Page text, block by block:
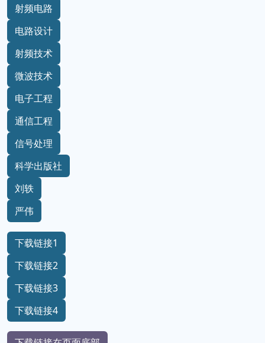
射频电路
电路设计
射频技术
微波技术
电子工程
通信工程
信号处理
科学出版社
刘轶
严伟
下载链接1
下载链接2
下载链接3
下载链接4